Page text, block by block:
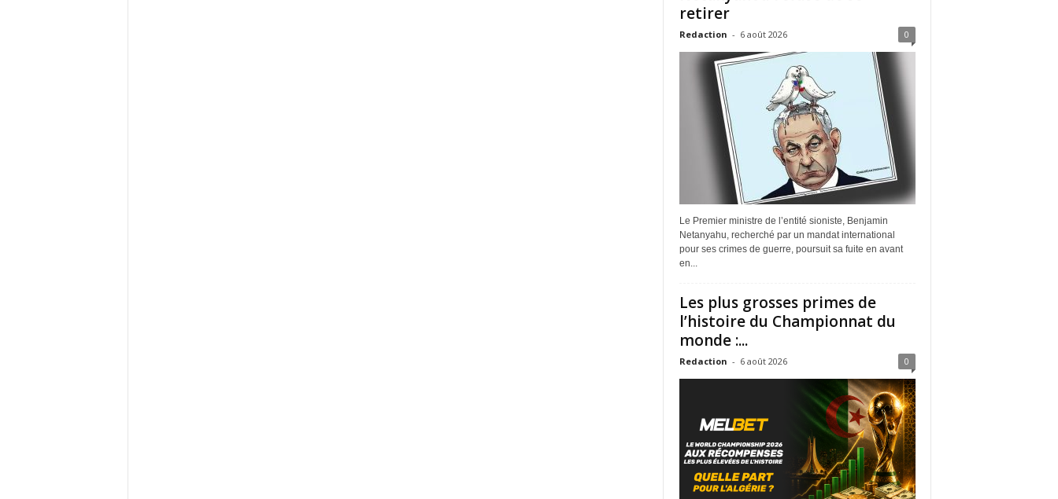
retirer
Redaction - 6 août 2026 0
Le Premier ministre de l’entité sioniste, Benjamin
Netanyahu, recherché par un mandat international
pour ses crimes de guerre, poursuit sa fuite en avant
en...
Les plus grosses primes de
l’histoire du Championnat du
monde :...
Redaction - 6 août 2026 0